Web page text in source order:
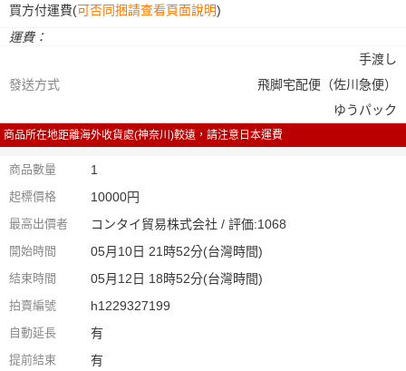
買方付運費(可否同捆請查看頁面說明)
運費：
發送方式
手渡し
飛脚宅配便（佐川急便）
ゆうパック
商品所在地距離海外收貨處(神奈川)較遠，請注意日本運費
商品數量 1
起標價格 10000円
最高出價者 コンタイ貿易株式会社 / 評価:1068
開始時間 05月10日 21時52分(台灣時間)
結束時間 05月12日 18時52分(台灣時間)
拍賣編號 h1229327199
自動延長 有
提前結束 有